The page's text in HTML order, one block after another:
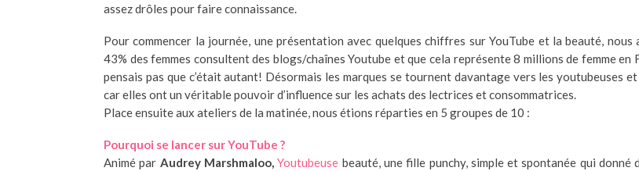
assez drôles pour faire connaissance.
Pour commencer la journée, une présentation avec quelques chiffres sur YouTube et la beauté, nous
43% des femmes consultent des blogs/chaînes Youtube et que cela représente 8 millions de femme en
pensais pas que c’était autant! Désormais les marques se tournent davantage vers les youtubeuses
car elles ont un véritable pouvoir d’influence sur les achats des lectrices et consommatrices.
Place ensuite aux ateliers de la matinée, nous étions réparties en 5 groupes de 10 :
Pourquoi se lancer sur YouTube ?
Animé par Audrey Marshmaloo,Youtubeuse beauté, une fille punchy, simple et spontanée qui donné